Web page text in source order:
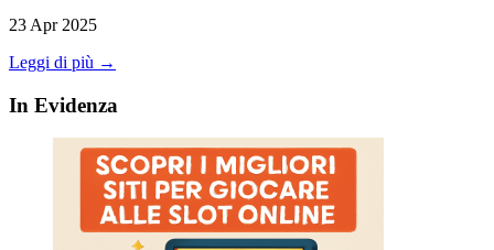
23 Apr 2025
Leggi di più →
In Evidenza